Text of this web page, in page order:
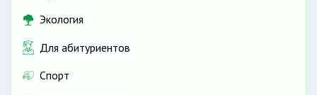
Экология
Для абитуриентов
Спорт